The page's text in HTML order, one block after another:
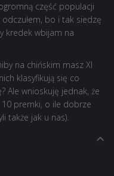
część populacji
bo i tak siedzę
kredek wbijam na
na chińskim masz XI
klasyfikują się co
Ale wnioskuję jednak, że
10 premki, o ile dobrze
także jak u nas).